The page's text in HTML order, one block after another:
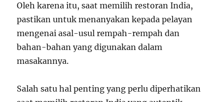
Oleh karena itu, saat memilih restoran India,
pastikan untuk menanyakan kepada pelayan
mengenai asal-usul rempah-rempah dan
bahan-bahan yang digunakan dalam
masakannya.
Salah satu hal penting yang perlu diperhatikan